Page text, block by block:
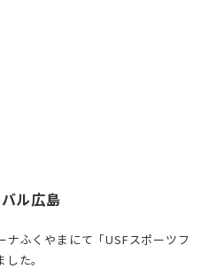
ル広島
ふくやまにて「USFスポーツフ
た。